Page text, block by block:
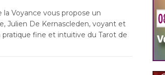
la Voyance vous propose un
Julien De Kernascleden, voyant et
pratique fine et intuitive du Tarot de